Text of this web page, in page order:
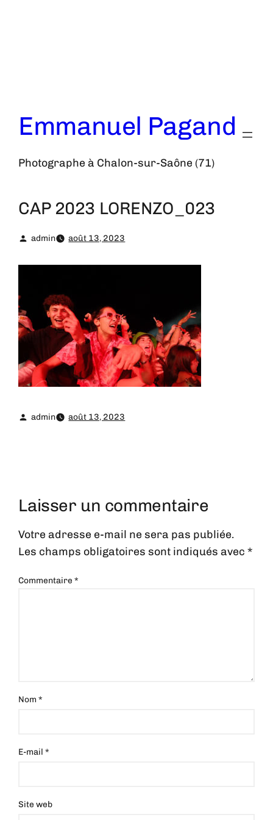
Emmanuel Pagand
Photographe à Chalon-sur-Saône (71)
CAP 2023 LORENZO_023
admin août 13, 2023
admin août 13, 2023
Laisser un commentaire
Votre adresse e-mail ne sera pas publiée.
Les champs obligatoires sont indiqués avec*
Commentaire*
Nom*
E-mail*
Site web